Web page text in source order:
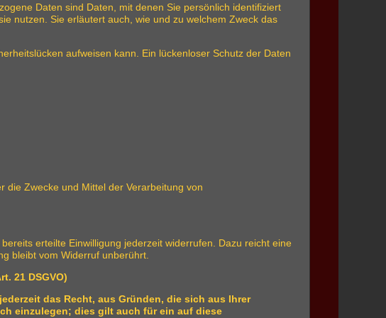
Daten sind Daten, mit denen Sie persönlich identifiziert
nutzen. Sie erläutert auch, wie und zu welchem Zweck das
aufweisen kann. Ein lückenloser Schutz der Daten
die Zwecke und Mittel der Verarbeitung von
erteilte Einwilligung jederzeit widerrufen. Dazu reicht eine
bleibt vom Widerruf unberührt.
21 DSGVO)
das Recht, aus Gründen, die sich aus Ihrer
einzulegen; dies gilt auch für ein auf diese